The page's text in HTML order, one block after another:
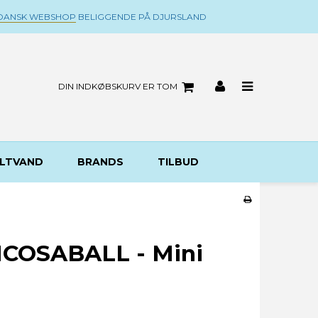
WEBSHOP BELIGGENDE PÅ DJURSLAND
DIN INDKØBSKURV ER TOM
BRANDS TILBUD
- Mini